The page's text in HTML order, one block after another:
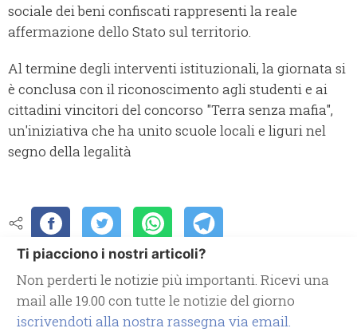
sociale dei beni confiscati rappresenti la reale
affermazione dello Stato sul territorio.
Al termine degli interventi istituzionali, la giornata si
è conclusa con il riconoscimento agli studenti e ai
cittadini vincitori del concorso "Terra senza mafia",
un'iniziativa che ha unito scuole locali e liguri nel
segno della legalità
Ti piacciono i nostri articoli?
Non perderti le notizie più importanti. Ricevi una
mail alle 19.00 con tutte le notizie del giorno
iscrivendoti alla nostra rassegna via email.